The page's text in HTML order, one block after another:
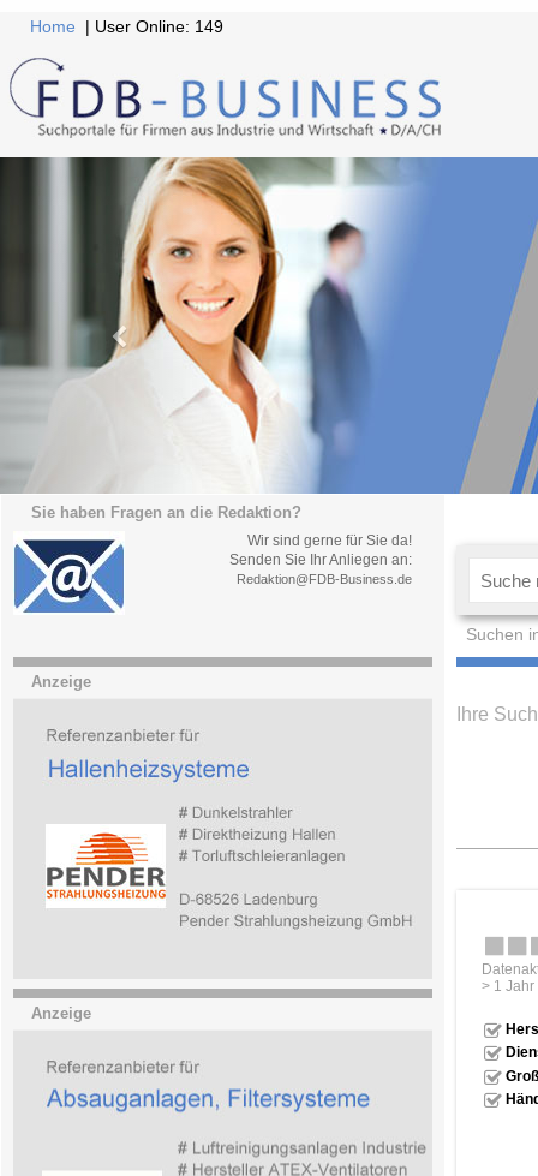
Home | User Online: 149
Sie haben Fragen an die Redaktion?
Wir sind gerne für Sie da!
Senden Sie Ihr Anliegen an:
Redaktion@FDB-Business.de
Suchen
Anzeige
Anzeige
Ihre
> 1 Jahr